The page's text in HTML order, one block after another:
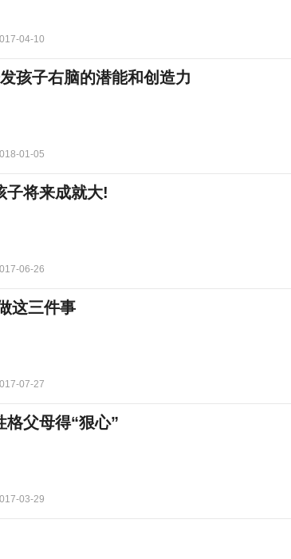
04-10
孩子右脑的潜能和创造力
01-05
子将来成就大!
06-26
这三件事
07-27
格父母得“狠心”
03-29